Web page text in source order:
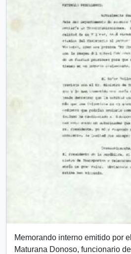
Memorando interno emitido por
Maturana Donoso, funcionario